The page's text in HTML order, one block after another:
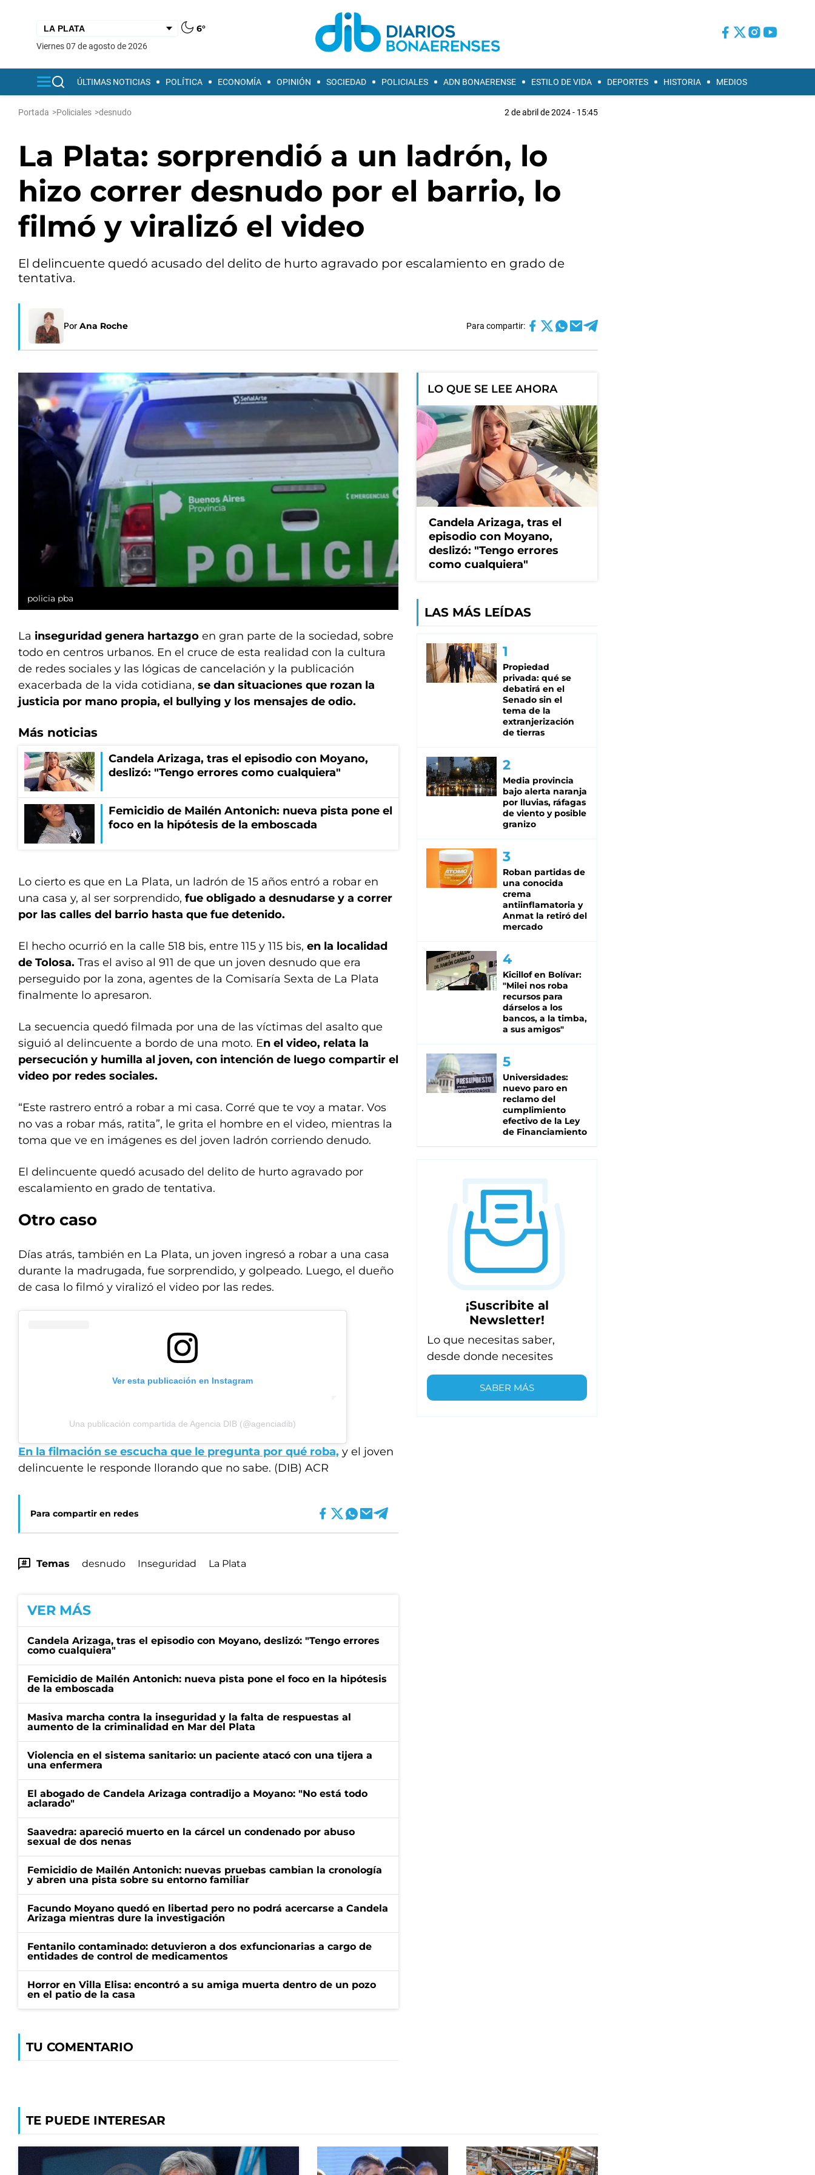
6°
viernes 07 de agosto de 2026
ÚLTIMAS NOTICIAS POLÍTICA ECONOMÍA OPINIÓN SOCIEDAD POLICIALES ADN BONAERENSE ESTILO DE VIDA DEPORTES HISTORIA MEDIOS
Portada >Policiales >desnudo 2 de abril de 2024 - 15:45
La Plata: sorprendió a un ladrón, lo
hizo correr desnudo por el barrio, lo
filmó y viralizó el video
El delincuente quedó acusado del delito de hurto agravado por escalamiento en grado de
tentativa.
Por Ana Roche Para compartir:
policia pba
La inseguridad genera hartazgo en gran parte de la sociedad, sobre
todo en centros urbanos. En el cruce de esta realidad con la cultura
de redes sociales y las lógicas de cancelación y la publicación
exacerbada de la vida cotidiana, se dan situaciones que rozan la
justicia por mano propia, el bullying y los mensajes de odio.
Más noticias
Candela Arizaga, tras el episodio con Moyano,
deslizó: "Tengo errores como cualquiera"
Femicidio de Mailén Antonich: nueva pista pone el
foco en la hipótesis de la emboscada
Lo cierto es que en La Plata, un ladrón de 15 años entró a robar en
una casa y, al ser sorprendido, fue obligado a desnudarse y a correr
por las calles del barrio hasta que fue detenido.
El hecho ocurrió en la calle 518 bis, entre 115 y 115 bis, en la localidad
de Tolosa. Tras el aviso al 911 de que un joven desnudo que era
perseguido por la zona, agentes de la Comisaría Sexta de La Plata
finalmente lo apresaron.
La secuencia quedó filmada por una de las víctimas del asalto que
siguió al delincuente a bordo de una moto. En el video, relata la
persecución y humilla al joven, con intención de luego compartir el
video por redes sociales.
“Este rastrero entró a robar a mi casa. Corré que te voy a matar. Vos
no vas a robar más, ratita”, le grita el hombre en el video, mientras la
toma que ve en imágenes es del joven ladrón corriendo denudo.
El delincuente quedó acusado del delito de hurto agravado por
escalamiento en grado de tentativa.
Otro caso
Días atrás, también en La Plata, un joven ingresó a robar a una casa
durante la madrugada, fue sorprendido, y golpeado. Luego, el dueño
de casa lo filmó y viralizó el video por las redes.
Ver esta publicación en Instagram
Una publicación compartida de Agencia DIB (@agenciadib)
En la filmación se escucha que le pregunta por qué roba, y el joven
delincuente le responde llorando que no sabe. (DIB) ACR
Para compartir en redes
Temas desnudo Inseguridad La Plata
VER MÁS
Candela Arizaga, tras el episodio con Moyano, deslizó: "Tengo errores
como cualquiera"
Femicidio de Mailén Antonich: nueva pista pone el foco en la hipótesis
de la emboscada
Masiva marcha contra la inseguridad y la falta de respuestas al
aumento de la criminalidad en Mar del Plata
Violencia en el sistema sanitario: un paciente atacó con una tijera a
una enfermera
El abogado de Candela Arizaga contradijo a Moyano: "No está todo
aclarado"
Saavedra: apareció muerto en la cárcel un condenado por abuso
sexual de dos nenas
Femicidio de Mailén Antonich: nuevas pruebas cambian la cronología
y abren una pista sobre su entorno familiar
Facundo Moyano quedó en libertad pero no podrá acercarse a Candela
Arizaga mientras dure la investigación
Fentanilo contaminado: detuvieron a dos exfuncionarias a cargo de
entidades de control de medicamentos
Horror en Villa Elisa: encontró a su amiga muerta dentro de un pozo
en el patio de la casa
TU COMENTARIO
LO QUE SE LEE AHORA
Candela Arizaga, tras el
episodio con Moyano,
deslizó: "Tengo errores
como cualquiera"
LAS MÁS LEÍDAS
Propiedad
privada: qué se
debatirá en el
Senado sin el
tema de la
extranjerización
de tierras
Media provincia
bajo alerta naranja
por lluvias, ráfagas
de viento y posible
granizo
Roban partidas de
una conocida
crema
antiinflamatoria y
Anmat la retiró del
mercado
Kicillof en Bolívar:
"Milei nos roba
recursos para
dárselos a los
bancos, a la timba,
a sus amigos"
Universidades:
nuevo paro en
reclamo del
cumplimiento
efectivo de la Ley
de Financiamiento
¡Suscribite al
Newsletter!
Lo que necesitas saber,
desde donde necesites
SABER MÁS
TE PUEDE INTERESAR